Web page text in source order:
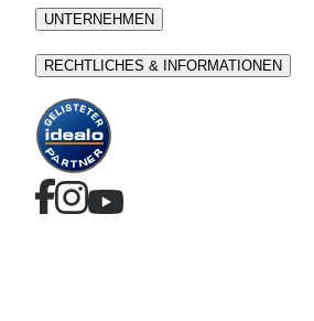
UNTERNEHMEN
RECHTLICHES & INFORMATIONEN